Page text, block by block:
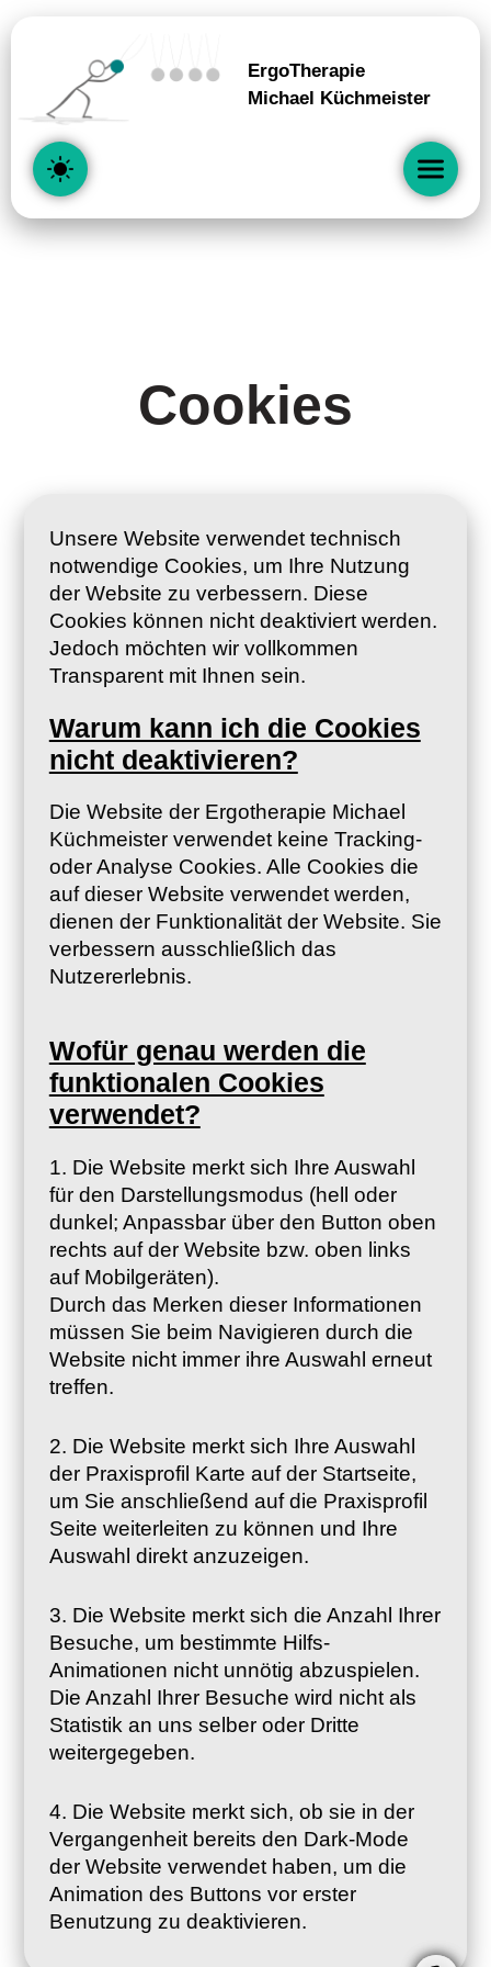
ErgoTherapie
Michael Küchmeister
Cookies
Unsere Website verwendet technisch
notwendige Cookies, um Ihre Nutzung
der Website zu verbessern. Diese
Cookies können nicht deaktiviert werden.
Jedoch möchten wir vollkommen
Transparent mit Ihnen sein.
Warum kann ich die Cookies
nicht deaktivieren?
Die Website der Ergotherapie Michael
Küchmeister verwendet keine Tracking-
oder Analyse Cookies. Alle Cookies die
auf dieser Website verwendet werden,
dienen der Funktionalität der Website. Sie
verbessern ausschließlich das
Nutzererlebnis.
Wofür genau werden die
funktionalen Cookies
verwendet?
1. Die Website merkt sich Ihre Auswahl
für den Darstellungsmodus (hell oder
dunkel; Anpassbar über den Button oben
rechts auf der Website bzw. oben links
auf Mobilgeräten).
Durch das Merken dieser Informationen
müssen Sie beim Navigieren durch die
Website nicht immer ihre Auswahl erneut
treffen.
2. Die Website merkt sich Ihre Auswahl
der Praxisprofil Karte auf der Startseite,
um Sie anschließend auf die Praxisprofil
Seite weiterleiten zu können und Ihre
Auswahl direkt anzuzeigen.
3. Die Website merkt sich die Anzahl Ihrer
Besuche, um bestimmte Hilfs-
Animationen nicht unnötig abzuspielen.
Die Anzahl Ihrer Besuche wird nicht als
Statistik an uns selber oder Dritte
weitergegeben.
4. Die Website merkt sich, ob sie in der
Vergangenheit bereits den Dark-Mode
der Website verwendet haben, um die
Animation des Buttons vor erster
Benutzung zu deaktivieren.